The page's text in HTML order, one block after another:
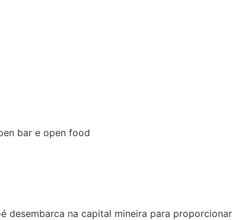
desembarca na capital mineira para proporcionar